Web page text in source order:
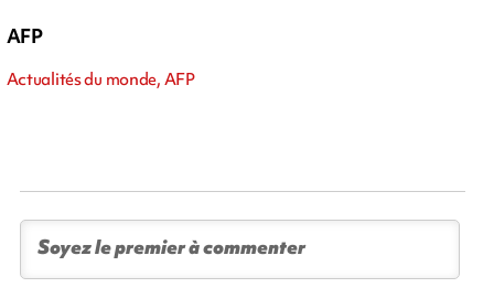
AFP
Actualités du monde, AFP